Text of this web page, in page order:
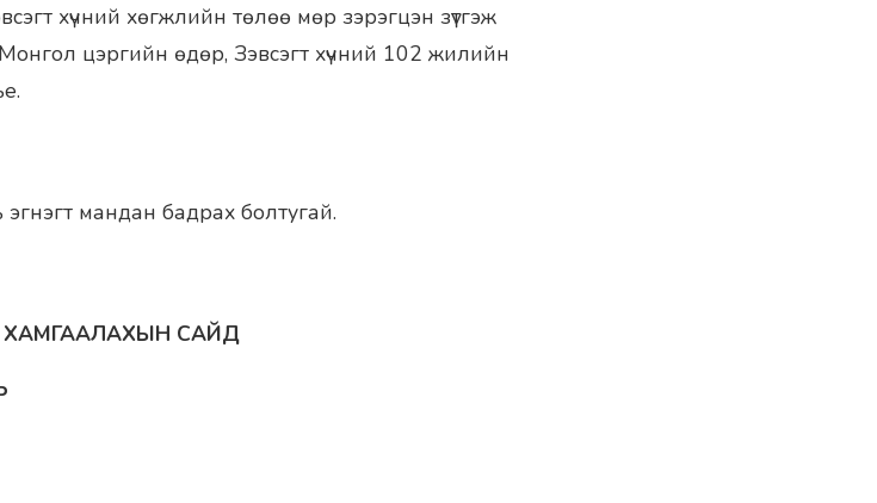
хүчний хөгжлийн төлөө мөр зэрэгцэн зүтгэж
цэргийн өдөр, Зэвсэгт хүчний 102 жилийн
эгнэгт мандан бадрах болтугай.
ХАМГААЛАХЫН САЙД